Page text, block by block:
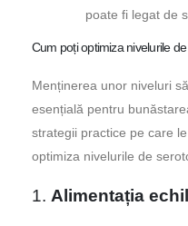
poate fi legat de
Cum poți optimiza nivelurile
Menținerea unor niveluri
esențială pentru
strategii practice pe care
optimiza nivelurile de
1. Alimentația